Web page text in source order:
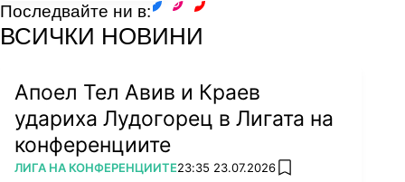
Последвайте ни в:
ВСИЧКИ НОВИНИ
Апоел Тел Авив и Краев
удариха Лудогорец в Лигата на
конференциите
ПОВЕЧЕ ОТ
ЛИГА НА КОНФЕРЕНЦИИТЕ23:35 23.07.2026 add favorites